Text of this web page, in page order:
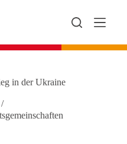
in der Ukraine